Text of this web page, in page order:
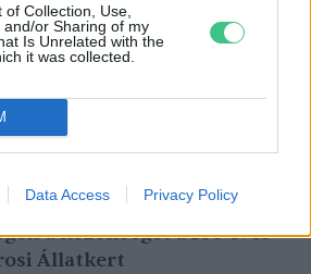
Collection, Use,
and/or Sharing of my
Is Unrelated with the
it was collected.
Data Access Privacy Policy
hiszen kiválóan tűri a meleget
programokkal várja a
a közönséget a 160 éves
Állatkert